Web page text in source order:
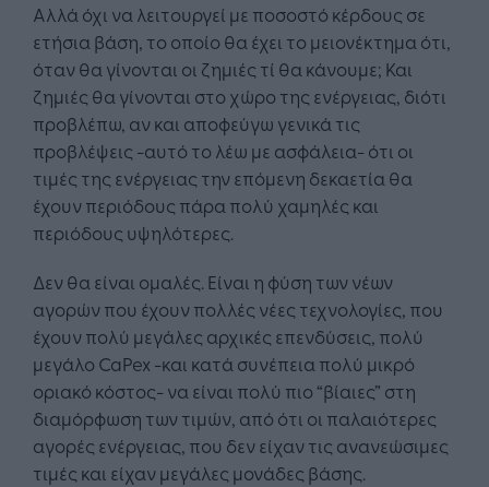
Αλλά όχι να λειτουργεί με ποσοστό κέρδους σε
ετήσια βάση, το οποίο θα έχει το μειονέκτημα ότι,
όταν θα γίνονται οι ζημιές τί θα κάνουμε; Και
ζημιές θα γίνονται στο χώρο της ενέργειας, διότι
προβλέπω, αν και αποφεύγω γενικά τις
προβλέψεις -αυτό το λέω με ασφάλεια- ότι οι
τιμές της ενέργειας την επόμενη δεκαετία θα
έχουν περιόδους πάρα πολύ χαμηλές και
περιόδους υψηλότερες.
Δεν θα είναι ομαλές. Είναι η φύση των νέων
αγορών που έχουν πολλές νέες τεχνολογίες, που
έχουν πολύ μεγάλες αρχικές επενδύσεις, πολύ
μεγάλο CaPex -και κατά συνέπεια πολύ μικρό
οριακό κόστος- να είναι πολύ πιο “βίαιες” στη
διαμόρφωση των τιμών, από ότι οι παλαιότερες
αγορές ενέργειας, που δεν είχαν τις ανανεώσιμες
τιμές και είχαν μεγάλες μονάδες βάσης.